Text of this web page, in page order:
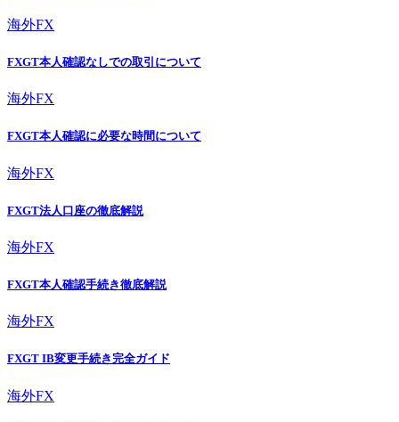
海外FX
FXGT本人確認なしでの取引について
海外FX
FXGT本人確認に必要な時間について
海外FX
FXGT法人口座の徹底解説
海外FX
FXGT本人確認手続き徹底解説
海外FX
FXGT IB変更手続き完全ガイド
海外FX